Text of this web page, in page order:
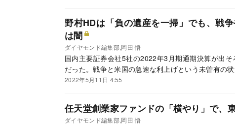
野村HDは「負の遺産を一掃」でも、戦
は闇
ダイヤモンド編集部,岡田 悟
国内主要証券会社5社の2022年3月期通期決算が出
だった。戦争と米国の急速な利上げという未曽有の
2022年5月11日 4:55
任天堂創業家ファンドの「横やり」で、
ダイヤモンド編集部,岡田 悟